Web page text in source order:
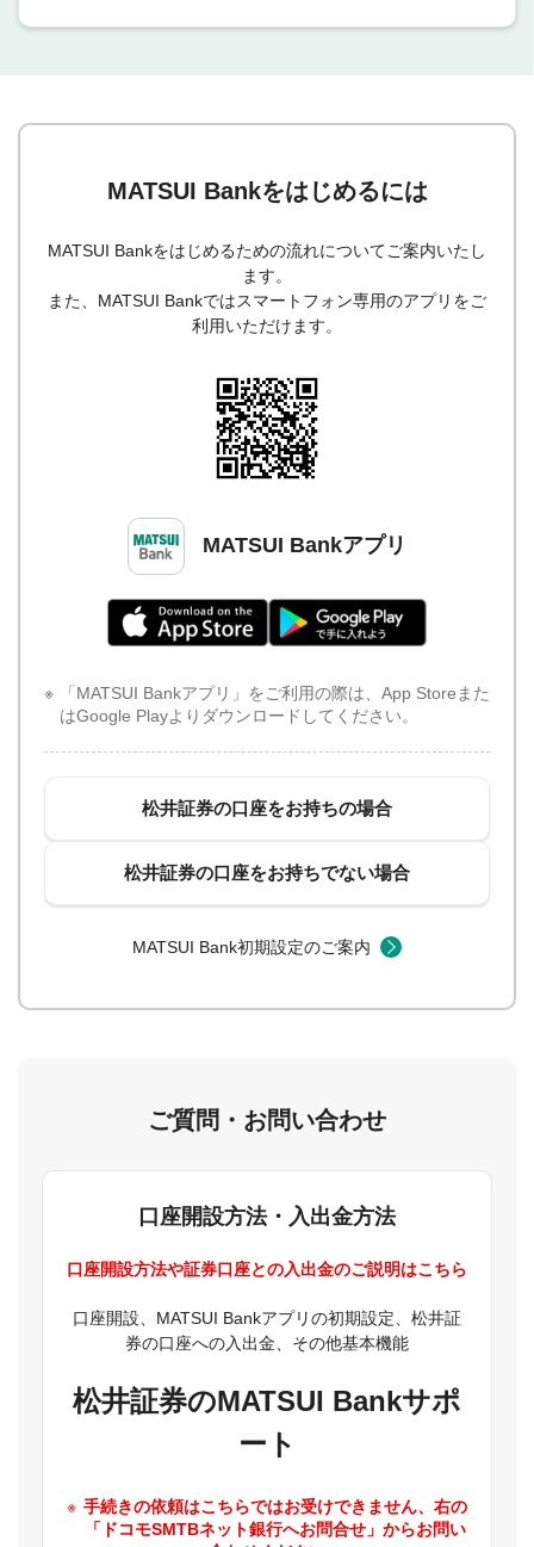
MATSUI Bankをはじめるには
MATSUI Bankをはじめるための流れについてご案内いたし
ます。
また、MATSUI Bankではスマートフォン専用のアプリをご
利用いただけます。
MATSUI Bankアプリ
「MATSUI Bankアプリ」をご利用の際は、App Storeまた
はGoogle Playよりダウンロードしてください。
松井証券の口座をお持ちの場合
松井証券の口座をお持ちでない場合
MATSUI Bank初期設定のご案内
ご質問・お問い合わせ
口座開設方法・入出金方法
口座開設方法や証券口座との入出金のご説明はこちら
口座開設、MATSUI Bankアプリの初期設定、松井証
券の口座への入出金、その他基本機能
松井証券のMATSUI Bankサポ
ート
手続きの依頼はこちらではお受けできません、右の
「ドコモSMTBネット銀行へお問合せ」からお問い